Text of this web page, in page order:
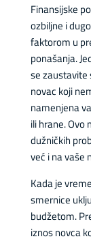
Finansijske
ozbiljne i
faktorom u
ponašanja.
se zaustavite
novac koji
namenjena
ili hrane.
dužničkih
već i na vaše
Kada je
smernice
budžetom.
iznos novca